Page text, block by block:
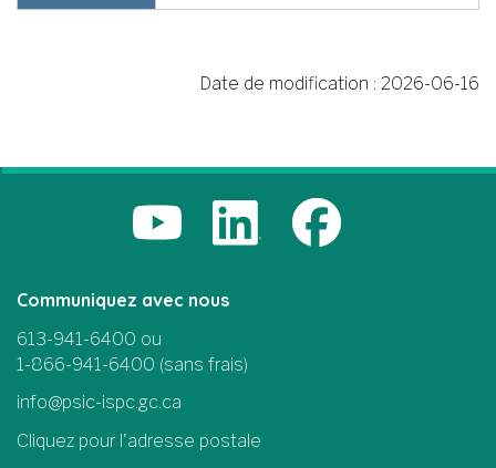
Date de modification : 2026-06-16
Communiquez avec nous
613-941-6400 ou
1-866-941-6400 (sans frais)
info@psic-ispc.gc.ca
Cliquez pour l'adresse postale